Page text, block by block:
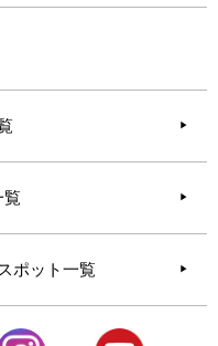
覧
ポット一覧